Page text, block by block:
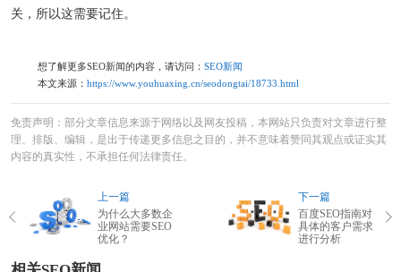
关，所以这需要记住。
想了解更多SEO新闻的内容，请访问： SEO新闻
本文来源： https://www.youhuaxing.cn/seodongtai/18733.html
免责声明：部分文章信息来源于网络以及网友投稿，本网站只负责对文章进行整
理、排版、编辑，是出于传递更多信息之目的，并不意味着赞同其观点或证实其
内容的真实性，不承担任何法律责任。
上一篇
为什么大多数企
业网站需要SEO
优化？
下一篇
百度SEO指南对
具体的客户需求
进行分析